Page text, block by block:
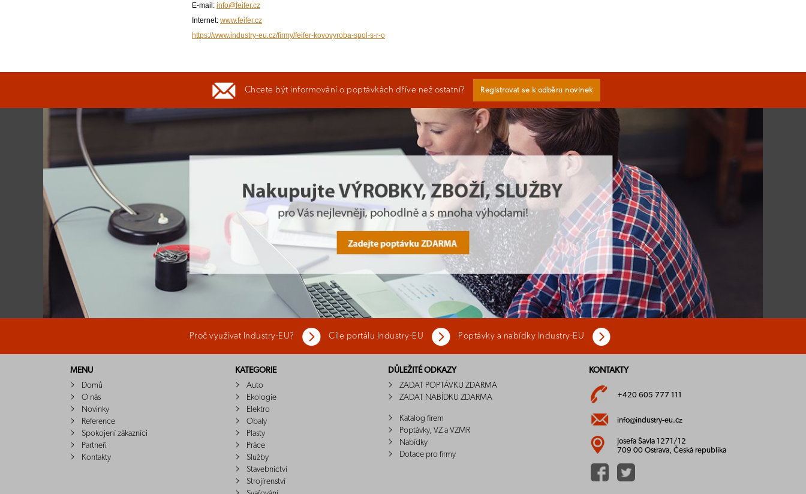
E-mail: info@feifer.cz
Internet: www.feifer.cz
https://www.industry-eu.cz/firmy/feifer-kovovyroba-spol-s-r-o
Chcete být informování o poptávkách dříve než ostatní? Registrovat se k odběru novinek
Proč využívat Industry-EU? Cíle portálu Industry-EU Poptávky a nabídky Industry-EU
MENU
Domů
O nás
Novinky
Reference
Spokojení zákazníci
Partneři
Kontakty
KATEGORIE
Auto
Ekologie
Elektro
Obaly
Plasty
Práce
Služby
Stavebnictví
Strojírenství
DŮLEŽITÉ ODKAZY
ZADAT POPTÁVKU ZDARMA
ZADAT NABÍDKU ZDARMA
Katalog firem
Poptávky, VZ a VZMR
Nabídky
Dotace pro firmy
KONTAKTY
+420 605 777 111
info@industry-eu.cz
Josefa Šavla 1271/12
709 00 Ostrava, Česká republika